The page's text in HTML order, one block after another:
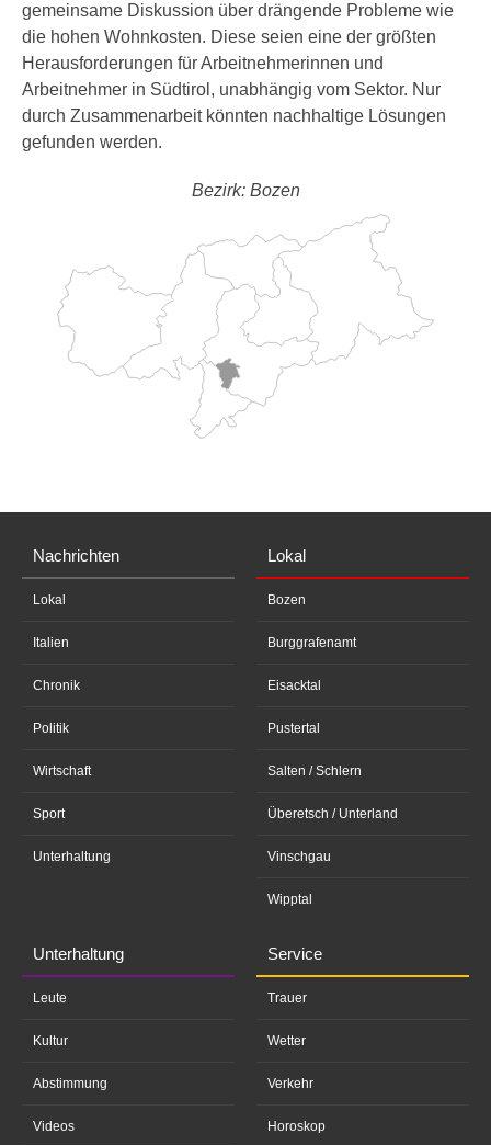
gemeinsame Diskussion über drängende Probleme wie
die hohen Wohnkosten. Diese seien eine der größten
Herausforderungen für Arbeitnehmerinnen und
Arbeitnehmer in Südtirol, unabhängig vom Sektor. Nur
durch Zusammenarbeit könnten nachhaltige Lösungen
gefunden werden.
Bezirk: Bozen
Nachrichten
Lokal
Italien
Chronik
Politik
Wirtschaft
Sport
Unterhaltung
Lokal
Bozen
Burggrafenamt
Eisacktal
Pustertal
Salten / Schlern
Überetsch / Unterland
Vinschgau
Wipptal
Unterhaltung
Leute
Kultur
Abstimmung
Videos
Service
Trauer
Wetter
Verkehr
Horoskop